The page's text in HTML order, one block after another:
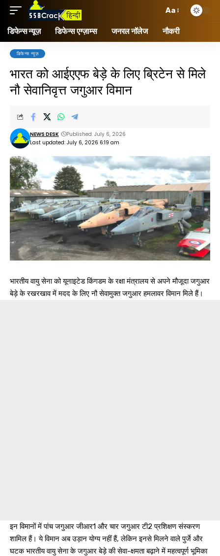
Aa
डिफेन्स न्यूज़ डिफेन्स एग्ज़ाम्स जनरल नॉलेज नौकरी
डिफेन्स न्यूज़
भारत को आईएएफ बेड़े के लिए ब्रिटेन से मिले
नौ सेवानिवृत्त जगुआर विमान
Last updated: July 6, 2026 6:19 am
NEWS DESK Published: July 6, 2026
भारतीय वायु सेना को यूनाइटेड किंगडम के रक्षा मंत्रालय से अपने मौजूदा जगुआर
बेड़े के रखरखाव में मदद के लिए नौ सेवामुक्त जगुआर हमलावर विमान मिले हैं।
इन विमानों में पांच जगुआर जीआर1 और चार जगुआर टी2 प्रशिक्षण संस्करण
शामिल हैं। ये विमान अब उड़ान योग्य नहीं हैं, लेकिन इनसे मिलने वाले पुर्जे और
घटक भारतीय वायु सेना के जगुआर बेड़े की सेवा-क्षमता बढ़ाने में महत्वपूर्ण भूमिका